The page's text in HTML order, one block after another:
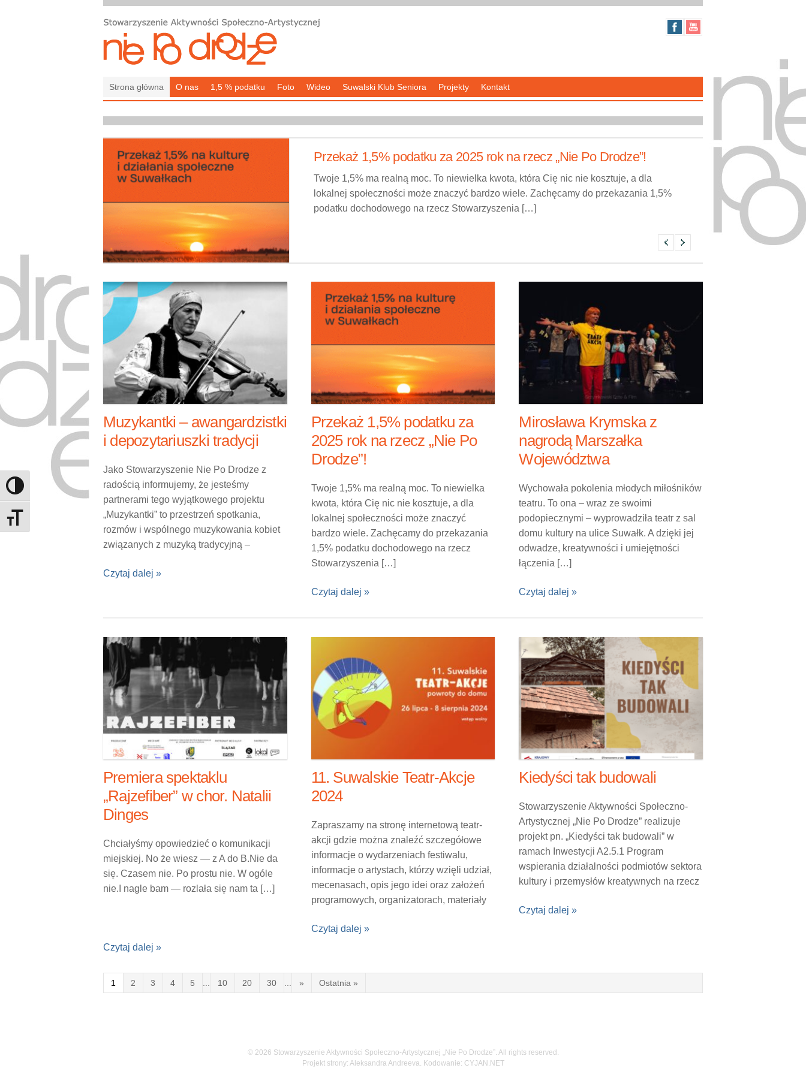
Toggle High Contrast
Toggle Font size
Strona główna O nas 1,5 % podatku Foto Wideo Suwalski Klub Seniora Projekty Kontakt
Przekaż 1,5% podatku za 2025 rok na rzecz „Nie Po Drodze”!
Twoje 1,5% ma realną moc. To niewielka kwota, która Cię nic nie kosztuje, a dla
lokalnej społeczności może znaczyć bardzo wiele. Zachęcamy do przekazania 1,5%
podatku dochodowego na rzecz Stowarzyszenia […]
Muzykantki – awangardzistki
i depozytariuszki tradycji
Jako Stowarzyszenie Nie Po Drodze z
radością informujemy, że jesteśmy
partnerami tego wyjątkowego projektu
„Muzykantki” to przestrzeń spotkania,
rozmów i wspólnego muzykowania kobiet
związanych z muzyką tradycyjną –
Czytaj dalej »
Przekaż 1,5% podatku za
2025 rok na rzecz „Nie Po
Drodze”!
Twoje 1,5% ma realną moc. To niewielka
kwota, która Cię nic nie kosztuje, a dla
lokalnej społeczności może znaczyć
bardzo wiele. Zachęcamy do przekazania
1,5% podatku dochodowego na rzecz
Stowarzyszenia […]
Czytaj dalej »
Mirosława Krymska z
nagrodą Marszałka
Województwa
Wychowała pokolenia młodych miłośników
teatru. To ona – wraz ze swoimi
podopiecznymi – wyprowadziła teatr z sal
domu kultury na ulice Suwałk. A dzięki jej
odwadze, kreatywności i umiejętności
łączenia […]
Czytaj dalej »
Premiera spektaklu
„Rajzefiber” w chor. Natalii
Dinges
Chciałyśmy opowiedzieć o komunikacji
miejskiej. No że wiesz — z A do B.Nie da
się. Czasem nie. Po prostu nie. W ogóle
nie.I nagle bam — rozlała się nam ta […]
Czytaj dalej »
11. Suwalskie Teatr-Akcje
2024
Zapraszamy na stronę internetową teatr-
akcji gdzie można znaleźć szczegółowe
informacje o wydarzeniach festiwalu,
informacje o artystach, którzy wzięli udział,
mecenasach, opis jego idei oraz założeń
programowych, organizatorach, materiały
Czytaj dalej »
Kiedyści tak budowali
Stowarzyszenie Aktywności Społeczno-
Artystycznej „Nie Po Drodze” realizuje
projekt pn. „Kiedyści tak budowali” w
ramach Inwestycji A2.5.1 Program
wspierania działalności podmiotów sektora
kultury i przemysłów kreatywnych na rzecz
Czytaj dalej »
1 2 3 4 5 10 20 30 » Ostatnia »
© 2026 Stowarzyszenie Aktywności Społeczno-Artystycznej „Nie Po Drodze”. All rights reserved.
Projekt strony: Aleksandra Andreeva. Kodowanie: CYJAN.NET